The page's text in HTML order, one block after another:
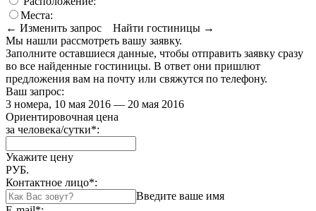
Места:
← Изменить запрос
Найти гостиницы →
Мы нашли рассмотреть вашу заявку.
Заполните оставшиеся данные, чтобы отправить заявку сразу
во все найденные гостиницы. В ответ они пришлют
предложения вам на почту или свяжутся по телефону.
Ваш запрос:
3 номера, 10 мая 2016 — 20 мая 2016
Ориентировочная цена
за человека/сутки*:
Укажите цену
РУБ.
Контактное лицо*:
Введите ваше имя